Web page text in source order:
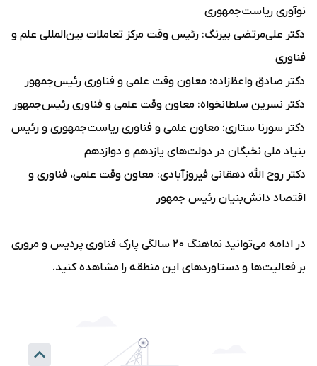
نوآوری ریاست‌جمهوری
دکتر علی‌مرتضی بیرنگ: رئیس وقت مرکز تعاملات بین‌المللی علم و
فناوری
دکتر صادق واعظ‌زاده: معاون وقت علمی و فناوری رئیس‌جمهور
دکتر نسرین سلطانخواه: معاون وقت علمی و فناوری رئیس‌جمهور
دکتر سورنا ستاری: معاون علمی و فناوری ریاست‌جمهوری و رئیس
بنیاد ملی نخبگان در دولت‌های یازدهم و دوازدهم
دکتر روح الله دهقانی فیروزآبادی: معاون وقت علمی، فناوری و
اقتصاد دانش‌بنیان رئیس جمهور
در ادامه می‌توانید نماهنگ ۲۰ سالگی پارک فناوری پردیس و مروری
بر فعالیت‌ها و دستاوردهای این منطقه را مشاهده کنید.